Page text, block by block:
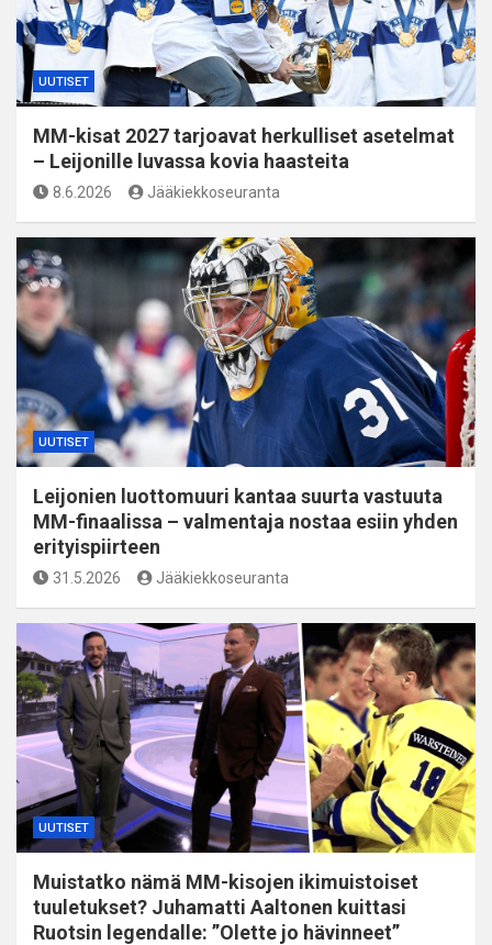
UUTISET
MM-kisat 2027 tarjoavat herkulliset asetelmat
– Leijonille luvassa kovia haasteita
8.6.2026 Jääkiekkoseuranta
UUTISET
Leijonien luottomuuri kantaa suurta vastuuta
MM-finaalissa – valmentaja nostaa esiin yhden
erityispiirteen
31.5.2026 Jääkiekkoseuranta
UUTISET
Muistatko nämä MM-kisojen ikimuistoiset
tuuletukset? Juhamatti Aaltonen kuittasi
Ruotsin legendalle: ”Olette jo hävinneet”